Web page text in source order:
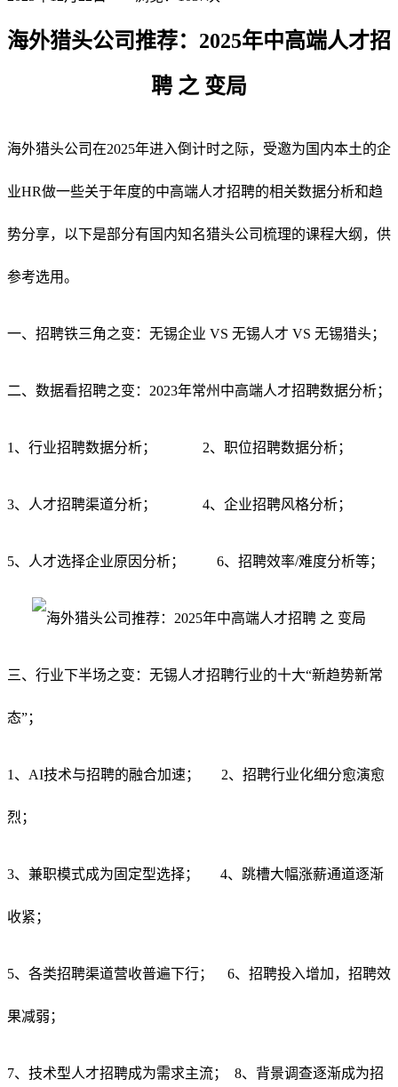
海外猎头公司推荐：2025年中高端人才招
聘 之 变局
海外猎头公司在2025年进入倒计时之际，受邀为国内本土的企
业HR做一些关于年度的中高端人才招聘的相关数据分析和趋
势分享，以下是部分有国内知名猎头公司梳理的课程大纲，供
参考选用。
一、招聘铁三角之变：无锡企业 VS 无锡人才 VS 无锡猎头；
二、数据看招聘之变：2023年常州中高端人才招聘数据分析；
1、行业招聘数据分析； 2、职位招聘数据分析；
3、人才招聘渠道分析； 4、企业招聘风格分析；
5、人才选择企业原因分析； 6、招聘效率/难度分析等；
三、行业下半场之变：无锡人才招聘行业的十大“新趋势新常
态”；
1、AI技术与招聘的融合加速； 2、招聘行业化细分愈演愈
烈；
3、兼职模式成为固定型选择； 4、跳槽大幅涨薪通道逐渐
收紧；
5、各类招聘渠道营收普遍下行； 6、招聘投入增加，招聘效
果减弱；
7、技术型人才招聘成为需求主流； 8、背景调查逐渐成为招